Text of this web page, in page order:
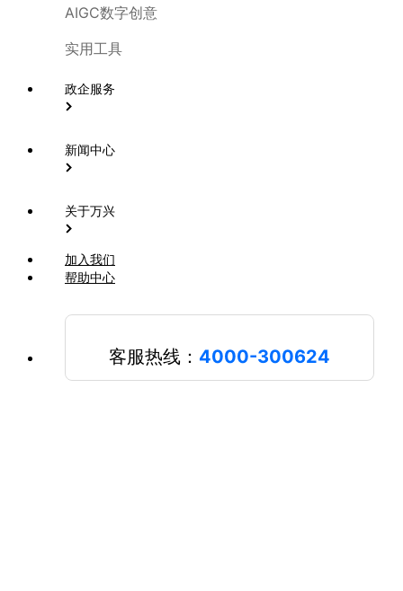
AIGC数字创意
实用工具
政企服务
新闻中心
关于万兴
加入我们
帮助中心
客服热线： 4000-300624